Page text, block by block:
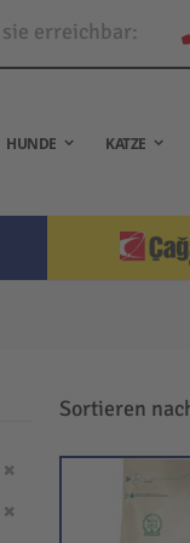
erreichbar:
HUNDE KATZE
Sortieren
Dies entfernen